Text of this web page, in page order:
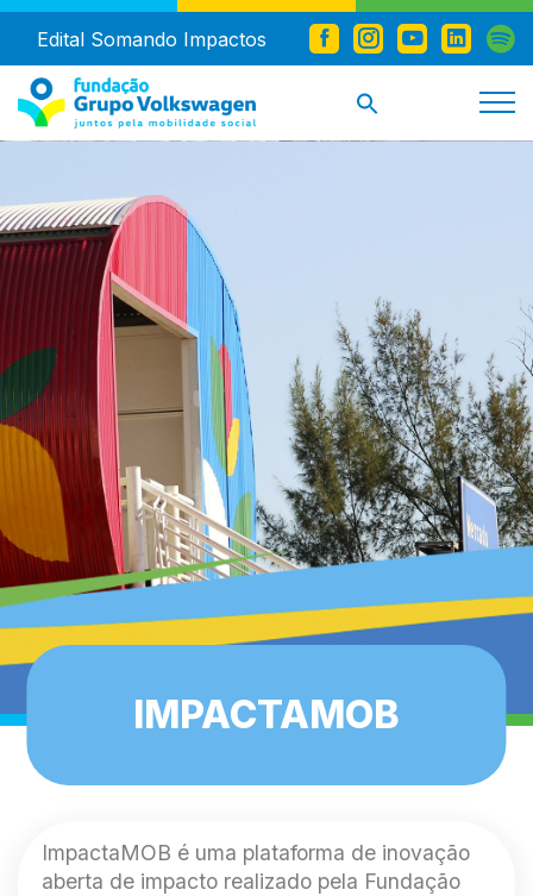
Edital Somando Impactos
IMPACTAMOB
ImpactaMOB é uma plataforma de inovação
aberta de impacto realizado pela Fundação